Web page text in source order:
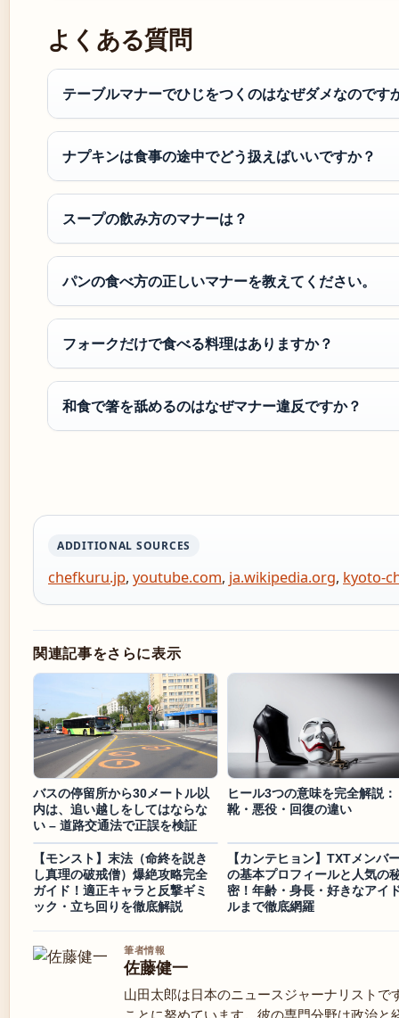
よくある質問
テーブルマナーでひじをつくのはなぜダメなのです
ナプキンは食事の途中でどう扱えばいいですか？
スープの飲み方のマナーは？
パンの食べ方の正しいマナーを教えてください。
フォークだけで食べる料理はありますか？
和食で箸を舐めるのはなぜマナー違反ですか？
ADDITIONAL SOURCES
chefkuru.jp, youtube.com, ja.wikipedia.org, kyoto-
関連記事をさらに表示
バスの停留所から30メートル以
内は、追い越しをしてはならな
い – 道路交通法で正誤を検証
ヒール3つの意味を完全解説：
靴・悪役・回復の違い
【モンスト】末法（命終を説き
し真理の破戒僧）爆絶攻略完全
ガイド！適正キャラと反撃ギミ
ック・立ち回りを徹底解説
【カンテヒョン】TXTメンバ
の基本プロフィールと人気の
密！年齢・身長・好きなアイ
ルまで徹底網羅
筆者情報
佐藤健一
山田太郎は日本のニュースジャーナリスト
ことに努めています。彼の専門分野は政治と